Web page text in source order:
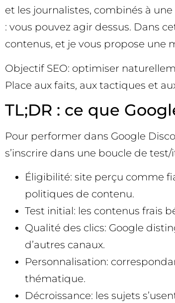
et les journalistes, combinés à
: vous pouvez agir dessus. Dans
contenus, et je vous propose une
Objectif SEO: optimiser
Place aux faits, aux tactiques et
TL;DR : ce que
Pour performer dans Google
s’inscrire dans une boucle de
Éligibilité: site perçu comme
politiques de contenu.
Test initial: les contenus frais
Qualité des clics: Google
d’autres canaux.
Personnalisation:
thématique.
Décroissance: les sujets